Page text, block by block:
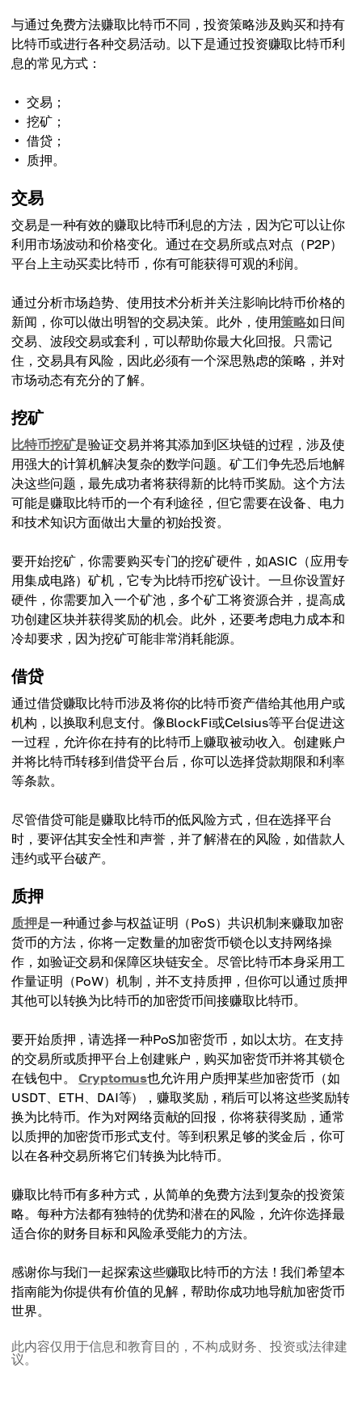
与通过免费方法赚取比特币不同，投资策略涉及购买和持有
比特币或进行各种交易活动。以下是通过投资赚取比特币利
息的常见方式：
交易；
挖矿；
借贷；
质押。
交易
交易是一种有效的赚取比特币利息的方法，因为它可以让你
利用市场波动和价格变化。通过在交易所或点对点（P2P）
平台上主动买卖比特币，你有可能获得可观的利润。
通过分析市场趋势、使用技术分析并关注影响比特币价格的
新闻，你可以做出明智的交易决策。此外，使用策略如日间
交易、波段交易或套利，可以帮助你最大化回报。只需记
住，交易具有风险，因此必须有一个深思熟虑的策略，并对
市场动态有充分的了解。
挖矿
比特币挖矿是验证交易并将其添加到区块链的过程，涉及使
用强大的计算机解决复杂的数学问题。矿工们争先恐后地解
决这些问题，最先成功者将获得新的比特币奖励。这个方法
可能是赚取比特币的一个有利途径，但它需要在设备、电力
和技术知识方面做出大量的初始投资。
要开始挖矿，你需要购买专门的挖矿硬件，如ASIC（应用专
用集成电路）矿机，它专为比特币挖矿设计。一旦你设置好
硬件，你需要加入一个矿池，多个矿工将资源合并，提高成
功创建区块并获得奖励的机会。此外，还要考虑电力成本和
冷却要求，因为挖矿可能非常消耗能源。
借贷
通过借贷赚取比特币涉及将你的比特币资产借给其他用户或
机构，以换取利息支付。像BlockFi或Celsius等平台促进这
一过程，允许你在持有的比特币上赚取被动收入。创建账户
并将比特币转移到借贷平台后，你可以选择贷款期限和利率
等条款。
尽管借贷可能是赚取比特币的低风险方式，但在选择平台
时，要评估其安全性和声誉，并了解潜在的风险，如借款人
违约或平台破产。
质押
质押是一种通过参与权益证明（PoS）共识机制来赚取加密
货币的方法，你将一定数量的加密货币锁仓以支持网络操
作，如验证交易和保障区块链安全。尽管比特币本身采用工
作量证明（PoW）机制，并不支持质押，但你可以通过质押
其他可以转换为比特币的加密货币间接赚取比特币。
要开始质押，请选择一种PoS加密货币，如以太坊。在支持
的交易所或质押平台上创建账户，购买加密货币并将其锁仓
在钱包中。Cryptomus也允许用户质押某些加密货币（如
USDT、ETH、DAI等），赚取奖励，稍后可以将这些奖励转
换为比特币。作为对网络贡献的回报，你将获得奖励，通常
以质押的加密货币形式支付。等到积累足够的奖金后，你可
以在各种交易所将它们转换为比特币。
赚取比特币有多种方式，从简单的免费方法到复杂的投资策
略。每种方法都有独特的优势和潜在的风险，允许你选择最
适合你的财务目标和风险承受能力的方法。
感谢你与我们一起探索这些赚取比特币的方法！我们希望本
指南能为你提供有价值的见解，帮助你成功地导航加密货币
世界。
此内容仅用于信息和教育目的，不构成财务、投资或法律建
议。